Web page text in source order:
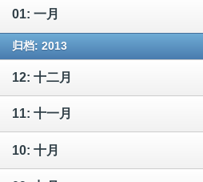
01: 一月
归档: 2013
12: 十二月
11: 十一月
10: 十月